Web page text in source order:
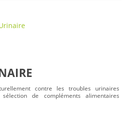
contre les troubles urinaires
de compléments alimentaires